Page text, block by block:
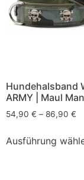
Hundehalsband
ARMY | Maul
54,90 € – 86,90 €
Ausführung